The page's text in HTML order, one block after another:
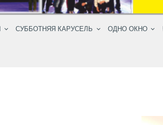
СУББОТНЯЯ КАРУСЕЛЬ ОДНО ОКНО